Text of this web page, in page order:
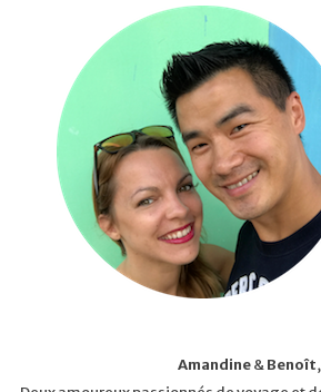
Amandine&Benoît,